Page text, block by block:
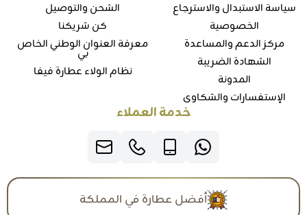
سياسة الاستبدال والاسترجاع
الخصوصية
مركز الدعم والمساعدة
الشهادة الضريبة
المدونة
الإستفسارات والشكاوي
الشحن والتوصيل
كن شريكنا
معرفة العنوان الوطني الخاص
بي
نظام الولاء عطارة فيفا
خدمة العملاء
أفضل عطارة في المملكة